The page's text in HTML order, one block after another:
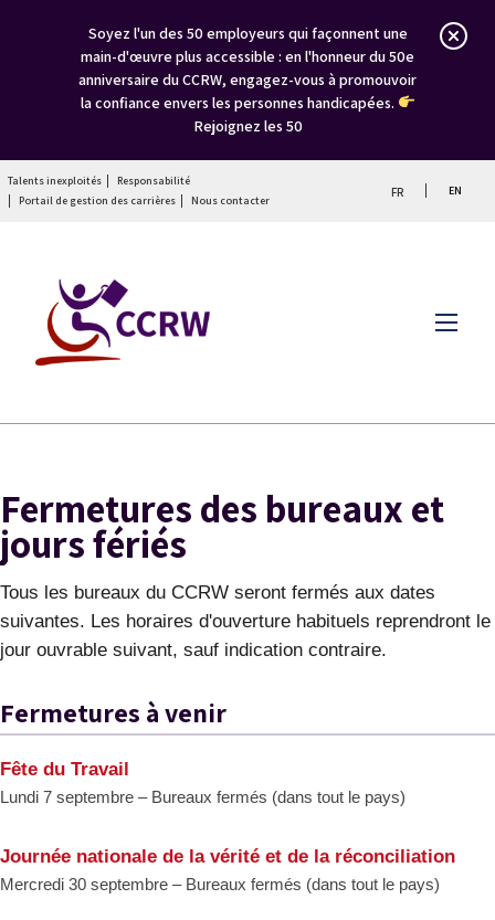
Soyez l'un des 50 employeurs qui façonnent une
main-d'œuvre plus accessible : en l'honneur du 50e
anniversaire du CCRW, engagez-vous à promouvoir
la confiance envers les personnes handicapées.
Rejoignez les 50
Talents inexploités
Responsabilité
Portail de gestion des carrières
Nous contacter
FR EN
Menu
Fermetures des bureaux et
jours fériés
Tous les bureaux du CCRW seront fermés aux dates
suivantes. Les horaires d'ouverture habituels reprendront le
jour ouvrable suivant, sauf indication contraire.
Fermetures à venir
Fête du Travail
Lundi 7 septembre – Bureaux fermés (dans tout le pays)
Journée nationale de la vérité et de la réconciliation
Mercredi 30 septembre – Bureaux fermés (dans tout le pays)